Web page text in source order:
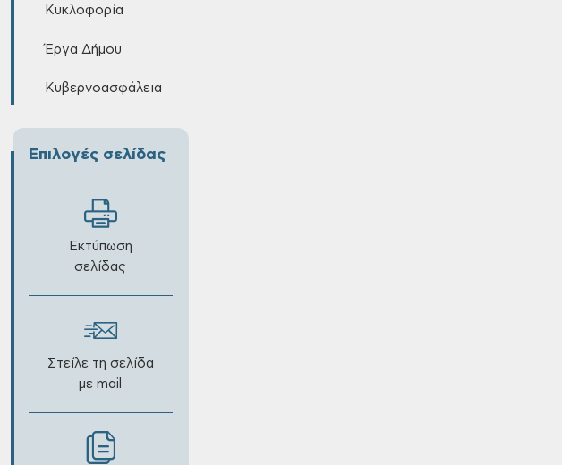
Κυκλοφορία
Έργα Δήμου
Κυβερνοασφάλεια
Επιλογές σελίδας
Εκτύπωση
σελίδας
Στείλε τη σελίδα
με mail